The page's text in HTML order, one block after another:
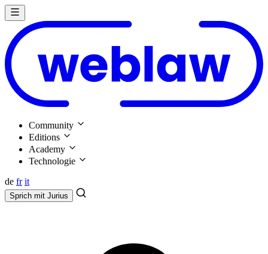
Community
Editions
Academy
Technologie
de fr it
Sprich mit Jurius